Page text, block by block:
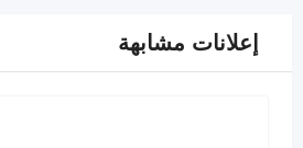
إعلانات مشابهة